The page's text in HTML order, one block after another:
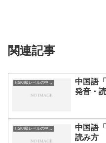
関連記事
中国語
発音・
中国語
読み方